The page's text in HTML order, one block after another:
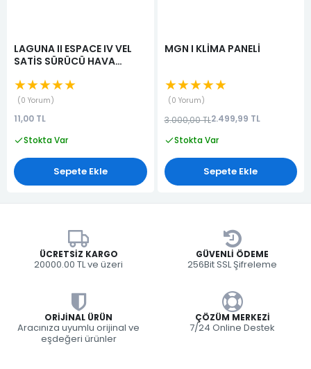
LAGUNA II ESPACE IV VEL
SATİS SÜRÜCÜ HAVA
★★★★★
0 Yorum
11,00 TL
Stokta Var
Sepete Ekle
MGN I KLİMA PANELİ
★★★★★
0 Yorum
3.000,00 TL2.499,99 TL
Stokta Var
Sepete Ekle
ÜCRETSIZ KARGO
20000.00 TL ve üzeri
GÜVENLI ÖDEME
256Bit SSL Şifreleme
ORIJINAL ÜRÜN
Aracınıza uyumlu orijinal ve
eşdeğeri ürünler
ÇÖZÜM MERKEZI
7/24 Online Destek